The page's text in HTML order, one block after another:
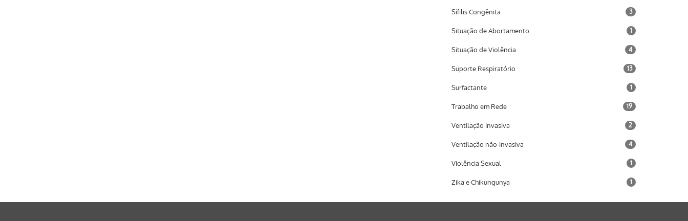
Sífilis Congênita 3
Situação de Abortamento 1
Situação de Violência 4
Suporte Respiratório 13
Surfactante 1
Trabalho em Rede 19
Ventilação invasiva 2
Ventilação não-invasiva 4
Violência Sexual 1
Zika e Chikungunya 1